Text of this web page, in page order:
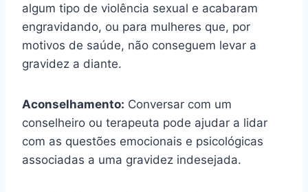
algum tipo de violência sexual e acabaram
engravidando, ou para mulheres que, por
motivos de saúde, não conseguem levar a
gravidez a diante.
Aconselhamento: Conversar com um
conselheiro ou terapeuta pode ajudar a lidar
com as questões emocionais e psicológicas
associadas a uma gravidez indesejada.